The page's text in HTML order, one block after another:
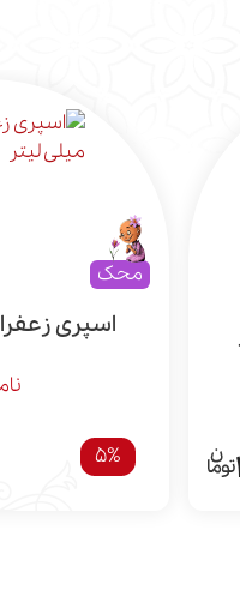
محک
اسپری زعفران 120 میلی
5%